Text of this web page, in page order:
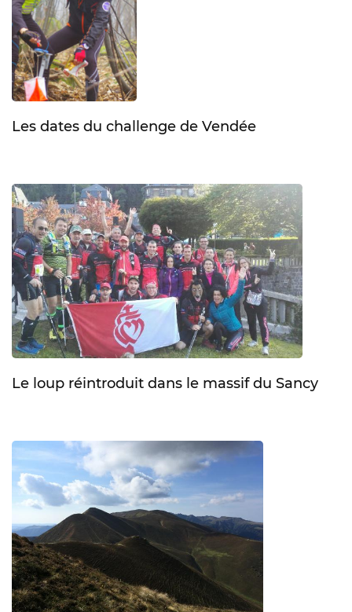
Les dates du challenge de Vendée
Le loup réintroduit dans le massif du Sancy